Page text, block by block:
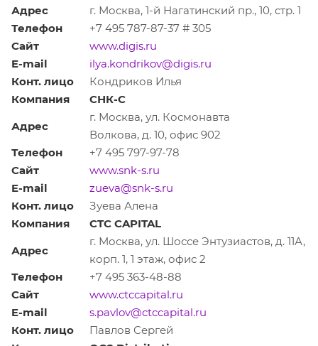
Адрес
г. Москва, 1-й Нагатинский пр., 10, стр. 1
Телефон
+7 495 787-87-37 # 305
Сайт
www.digis.ru
E-mail
ilya.kondrikov@digis.ru
Конт. лицо
Кондриков Илья
Компания
СНК-С
Адрес
г. Москва, ул. Космонавта
Волкова, д. 10, офис 902
Телефон
+7 495 797-97-78
Сайт
www.snk-s.ru
E-mail
zueva@snk-s.ru
Конт. лицо
Зуева Алена
Компания
CTC CAPITAL
Адрес
г. Москва, ул. Шоссе Энтузиастов, д. 11А,
корп. 1, 1 этаж, офис 2
Телефон
+7 495 363-48-88
Сайт
www.ctccapital.ru
E-mail
s.pavlov@ctccapital.ru
Конт. лицо
Павлов Сергей